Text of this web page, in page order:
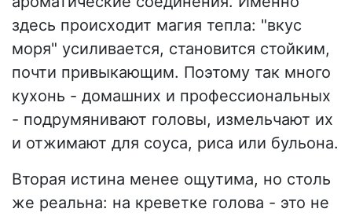
здесь происходит магия тепла: "вкус
моря" усиливается, становится стойким,
почти привыкающим. Поэтому так много
кухонь - домашних и профессиональных
- подрумянивают головы, измельчают их
и отжимают для соуса, риса или бульона.
Вторая истина менее ощутима, но столь
же реальна: на креветке голова - это не